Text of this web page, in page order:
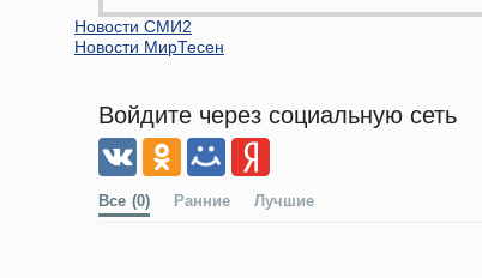
Новости СМИ2
Новости МирТесен
Войдите через социальную сеть
Все (0) Ранние Лучшие